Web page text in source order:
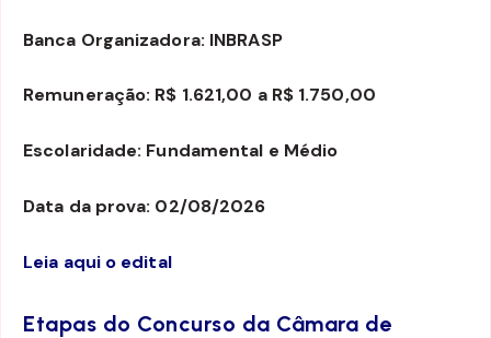
Banca Organizadora: INBRASP
Remuneração: R$ 1.621,00 a R$ 1.750,00
Escolaridade: Fundamental e Médio
Data da prova: 02/08/2026
Leia aqui o edital
Etapas do Concurso da Câmara de